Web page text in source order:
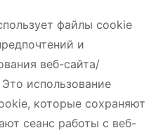
файлы cookie
и
веб-сайта/
использование
которые сохраняют
сеанс работы с веб-